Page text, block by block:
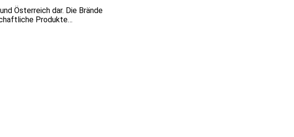
Österreich dar. Die Brände
Produkte…